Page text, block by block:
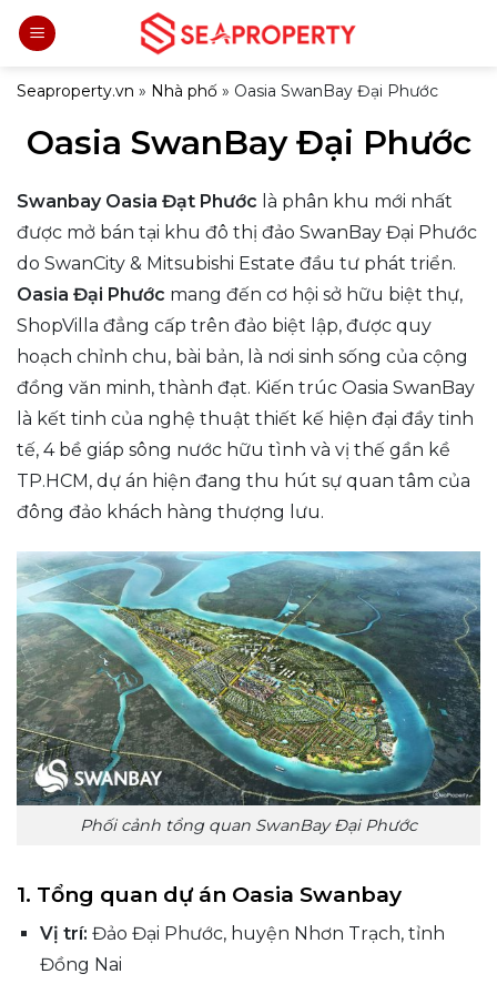
Bỏ
qua
Seaproperty.vn » Nhà phố » Oasia SwanBay Đại Phước
Oasia SwanBay Đại Phước
Swanbay Oasia Đạt Phước là phân khu mới nhất
được mở bán tại khu đô thị đảo SwanBay Đại Phước
do SwanCity & Mitsubishi Estate đầu tư phát triển.
Oasia Đại Phước mang đến cơ hội sở hữu biệt thự,
ShopVilla đẳng cấp trên đảo biệt lập, được quy
hoạch chỉnh chu, bài bản, là nơi sinh sống của cộng
đồng văn minh, thành đạt. Kiến trúc Oasia SwanBay
là kết tinh của nghệ thuật thiết kế hiện đại đầy tinh
tế, 4 bề giáp sông nước hữu tình và vị thế gần kề
TP.HCM, dự án hiện đang thu hút sự quan tâm của
đông đảo khách hàng thượng lưu.
Phối cảnh tổng quan SwanBay Đại Phước
1. Tổng quan dự án Oasia Swanbay
Vị trí: Đảo Đại Phước, huyện Nhơn Trạch, tỉnh
Đồng Nai